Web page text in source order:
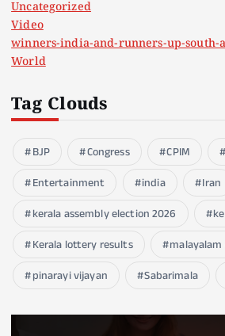
Uncategorized
Video
winners-india-and-runners-up-south-
World
Tag Clouds
BJP Congress CPIM
Entertainment
india Iran
kerala assembly election 2026
Kerala lottery results
pinarayi vijayan
Sabarimala